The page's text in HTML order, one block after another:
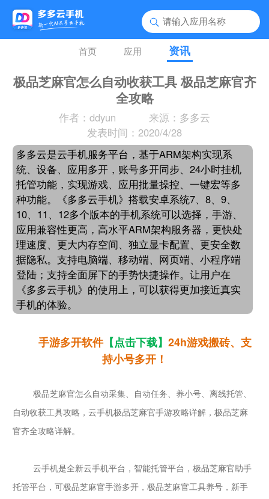
首页 应用 资讯
极品芝麻官怎么自动收获工具 极品芝麻官齐
全攻略
作者：ddyun
来源：多多云
发表时间：2020/4/28
多多云是云手机服务平台，基于ARM架构实现系
统、设备、应用多开，账号多开同步、24小时挂机
托管功能，实现游戏、应用批量操控、一键宏等多
种功能。《多多云手机》搭载安卓系统7、8、9、
10、11、12多个版本的手机系统可以选择，手游、
应用兼容性更高，高水平ARM架构服务器，更快处
理速度、更大内存空间、独立显卡配置、更安全数
据隐私。支持电脑端、移动端、网页端、小程序端
登陆；支持全面屏下的手势快捷操作。让用户在
《多多云手机》的使用上，可以获得更加接近真实
手机的体验。
手游多开软件【点击下载】 24h游戏搬砖、支
持小号多开！
极品芝麻官怎么自动采集、自动任务、养小号、离线托管、
自动收获工具攻略，云手机极品芝麻官手游攻略详解，极品芝麻
官齐全攻略详解。
云手机是全新云手机平台，智能托管平台，极品芝麻官助手
托管平台，可极品芝麻官手游多开，极品芝麻官工具养号，新手